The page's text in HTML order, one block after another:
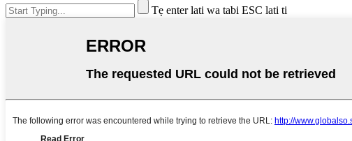
Tẹ enter lati wa tabi ESC lati ti